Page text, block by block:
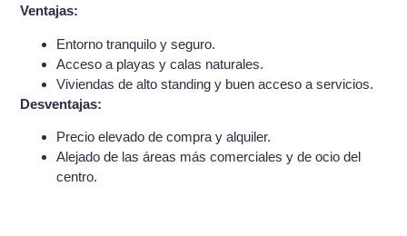
Ventajas:
Entorno tranquilo y seguro.
Acceso a playas y calas naturales.
Viviendas de alto standing y buen acceso a servicios.
Desventajas:
Precio elevado de compra y alquiler.
Alejado de las áreas más comerciales y de ocio del
centro.